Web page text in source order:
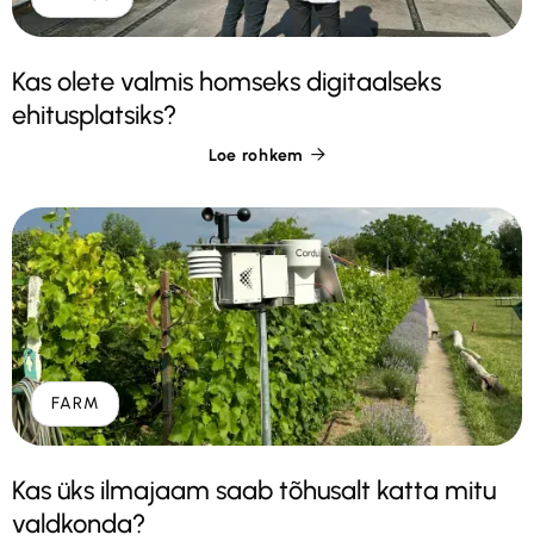
Kas olete valmis homseks digitaalseks
ehitusplatsiks?
Loe rohkem 
FARM
Kas üks ilmajaam saab tõhusalt katta mitu
valdkonda?